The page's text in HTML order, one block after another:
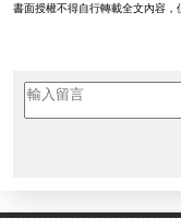
書面授權不得自行轉載全文內容，